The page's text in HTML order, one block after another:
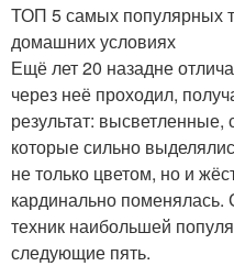
ТОП 5 самых популярных
домашних условиях
Ещё лет 20 назадне
через неё проходил,
результат:
которые сильно
не только цветом, но и
кардинально поменялась.
техник наибольшей
следующие пять.